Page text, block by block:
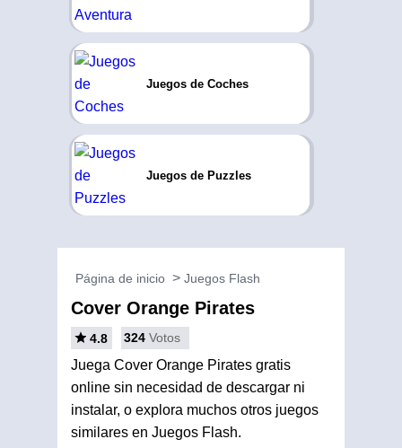
Juegos de Coches
Juegos de Puzzles
Página de inicio Juegos Flash
Cover Orange Pirates
4.8 324 Votos
Juega Cover Orange Pirates gratis
online sin necesidad de descargar ni
instalar, o explora muchos otros juegos
similares en Juegos Flash.